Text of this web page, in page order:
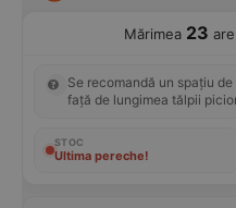
Mărimea 23 are
Se recomandă un spațiu
față de lungimea tălpii
STOC
Ultima pereche!